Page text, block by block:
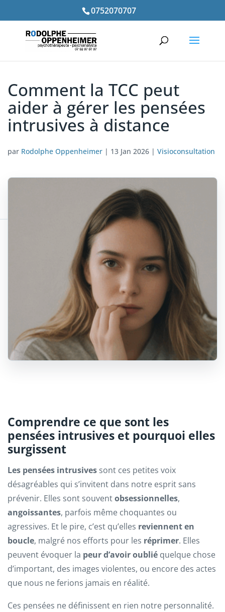
0752070707
Comment la TCC peut
aider à gérer les pensées
intrusives à distance
par Rodolphe Oppenheimer | 13 Jan 2026 | Visioconsultation
Comprendre ce que sont les
pensées intrusives et pourquoi elles
surgissent
Les pensées intrusives sont ces petites voix
désagréables qui s’invitent dans notre esprit sans
prévenir. Elles sont souventobsessionnelles,
angoissantes, parfois même choquantes ou
agressives. Et le pire, c’est qu’elles reviennent en
boucle, malgré nos efforts pour les réprimer. Elles
peuvent évoquer la peur d’avoir oublié quelque chose
d’important, des images violentes, ou encore des actes
que nous ne ferions jamais en réalité.
Ces pensées ne définissent en rien notre personnalité.